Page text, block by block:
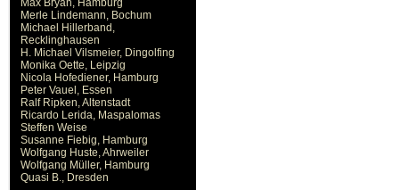
Max Bryan, Hamburg
Merle Lindemann, Bochum
Michael Hillerband,
Recklinghausen
H. Michael Vilsmeier, Dingolfing
Monika Oette, Leipzig
Nicola Hofediener, Hamburg
Peter Vauel, Essen
Ralf Ripken, Altenstadt
Ricardo Lerida, Maspalomas
Steffen Weise
Susanne Fiebig, Hamburg
Wolfgang Huste, Ahrweiler
Wolfgang Müller, Hamburg
Quasi B., Dresden